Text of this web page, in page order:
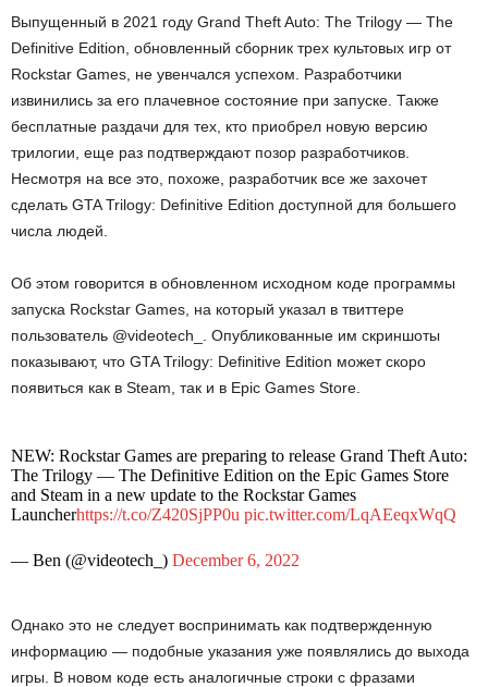
Выпущенный в 2021 году Grand Theft Auto: The Trilogy — The
Definitive Edition, обновленный сборник трех культовых игр от
Rockstar Games, не увенчался успехом. Разработчики
извинились за его плачевное состояние при запуске. Также
бесплатные раздачи для тех, кто приобрел новую версию
трилогии, еще раз подтверждают позор разработчиков.
Несмотря на все это, похоже, разработчик все же захочет
сделать GTA Trilogy: Definitive Edition доступной для большего
числа людей.
Об этом говорится в обновленном исходном коде программы
запуска Rockstar Games, на который указал в твиттере
пользователь @videotech_. Опубликованные им скриншоты
показывают, что GTA Trilogy: Definitive Edition может скоро
появиться как в Steam, так и в Epic Games Store.
NEW: Rockstar Games are preparing to release Grand Theft Auto:
The Trilogy — The Definitive Edition on the Epic Games Store
and Steam in a new update to the Rockstar Games
Launcherhttps://t.co/Z420SjPP0u pic.twitter.com/LqAEeqxWqQ
— Ben (@videotech_) December 6, 2022
Однако это не следует воспринимать как подтвержденную
информацию — подобные указания уже появлялись до выхода
игры. В новом коде есть аналогичные строки с фразами